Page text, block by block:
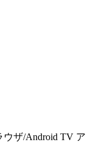
ザ/Android TV ア